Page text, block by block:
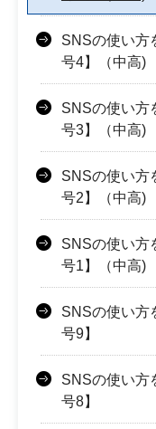
SNSの使い方
号4】（中高)
SNSの使い方
号3】（中高)
SNSの使い方
号2】（中高)
SNSの使い方
号1】（中高)
SNSの使い方
号9】
SNSの使い方
号8】